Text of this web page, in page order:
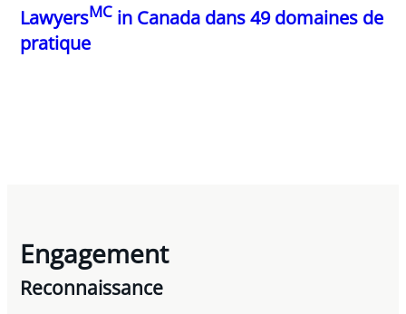
LawyersMC in Canada dans 49 domaines de
pratique
Engagement
Reconnaissance